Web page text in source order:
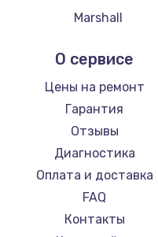
Заказать
Техобслуживание
900 руб.
Заказать
/ подключение /
1300 руб.
Заказать
Marshall
О сервисе
Цены на ремонт
Гарантия
Отзывы
Диагностика
Оплата и доставка
FAQ
Контакты